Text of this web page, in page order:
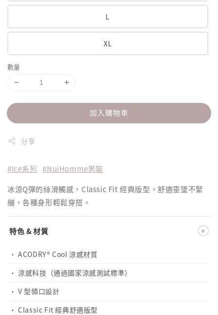
L
XL
數量
加入購物車
分享
#Ice系列 #NuiHomme男裝
冰涼Q彈的絲滑觸感，Classic Fit 經典版型，舒適垂墜不緊
繃，各種身形輕鬆穿搭。
特色 & 材質 +
· ACODRY® Cool 涼感材質
· 涼感科技（通過國家涼感測試標準）
· V 型領口設計
· Classic Fit 經典舒適版型